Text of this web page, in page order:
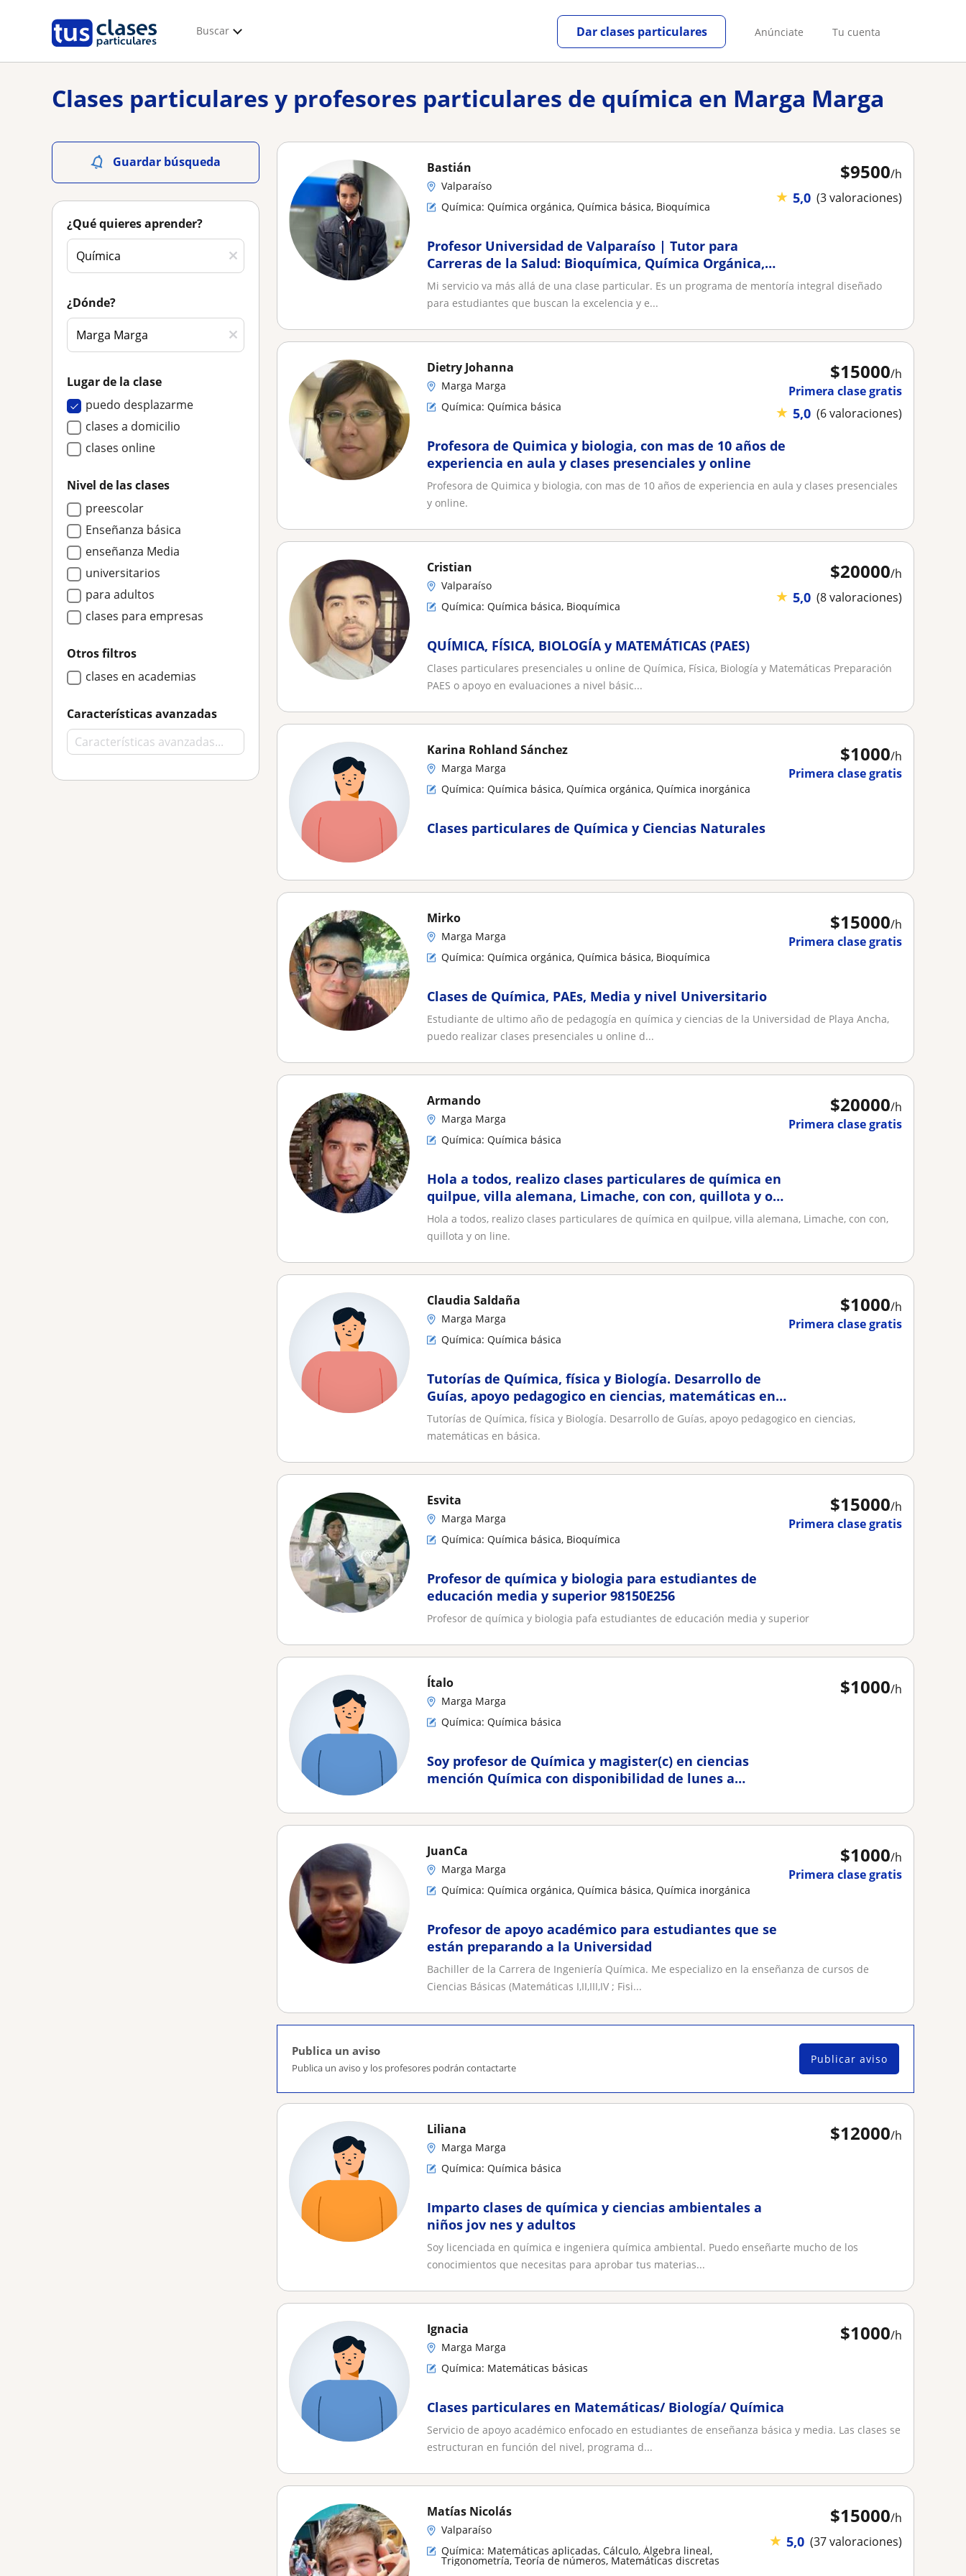
Buscar Anúnciate Tu cuenta
Dar clases particulares
Clases particulares y profesores particulares de química en Marga Marga
Guardar búsqueda
¿Qué quieres aprender?
¿Dónde?
Lugar de la clase
puedo desplazarme
clases a domicilio
clases online
Nivel de las clases
preescolar
Enseñanza básica
enseñanza Media
universitarios
para adultos
clases para empresas
Otros filtros
clases en academias
Características avanzadas
$9500/h
★ 5,0 (3 valoraciones)
Bastián
Valparaíso
Química: Química orgánica, Química básica, Bioquímica
Profesor Universidad de Valparaíso | Tutor para
Carreras de la Salud: Bioquímica, Química Orgánica,
Farmacología, Fisiología, Fisiopatología | Vasta
experiencia en TEA y TDA/H
Mi servicio va más allá de una clase particular. Es un programa de mentoría integral diseñado
para estudiantes que buscan la excelencia y e...
$15000/h
Primera clase gratis
★ 5,0 (6 valoraciones)
Dietry Johanna
Marga Marga
Química: Química básica
Profesora de Quimica y biologia, con mas de 10 años de
experiencia en aula y clases presenciales y online
Profesora de Quimica y biologia, con mas de 10 años de experiencia en aula y clases presenciales
y online.
$20000/h
★ 5,0 (8 valoraciones)
Cristian
Valparaíso
Química: Química básica, Bioquímica
QUÍMICA, FÍSICA, BIOLOGÍA y MATEMÁTICAS (PAES)
Clases particulares presenciales u online de Química, Física, Biología y Matemáticas Preparación
PAES o apoyo en evaluaciones a nivel básic...
$1000/h
Primera clase gratis
Karina Rohland Sánchez
Marga Marga
Química: Química básica, Química orgánica, Química inorgánica
Clases particulares de Química y Ciencias Naturales
$15000/h
Primera clase gratis
Mirko
Marga Marga
Química: Química orgánica, Química básica, Bioquímica
Clases de Química, PAEs, Media y nivel Universitario
Estudiante de ultimo año de pedagogía en química y ciencias de la Universidad de Playa Ancha,
puedo realizar clases presenciales u online d...
$20000/h
Primera clase gratis
Armando
Marga Marga
Química: Química básica
Hola a todos, realizo clases particulares de química en
quilpue, villa alemana, Limache, con con, quillota y on
line
Hola a todos, realizo clases particulares de química en quilpue, villa alemana, Limache, con con,
quillota y on line.
$1000/h
Primera clase gratis
Claudia Saldaña
Marga Marga
Química: Química básica
Tutorías de Química, física y Biología. Desarrollo de
Guías, apoyo pedagogico en ciencias, matemáticas en
básica
Tutorías de Química, física y Biología. Desarrollo de Guías, apoyo pedagogico en ciencias,
matemáticas en básica.
$15000/h
Primera clase gratis
Esvita
Marga Marga
Química: Química básica, Bioquímica
Profesor de química y biologia para estudiantes de
educación media y superior 98150E256
Profesor de química y biologia pafa estudiantes de educación media y superior
$1000/h
Ítalo
Marga Marga
Química: Química básica
Soy profesor de Química y magister(c) en ciencias
mención Química con disponibilidad de lunes a
Cuento con amplia experiencia
$1000/h
Primera clase gratis
JuanCa
Marga Marga
Química: Química orgánica, Química básica, Química inorgánica
Profesor de apoyo académico para estudiantes que se
están preparando a la Universidad
Bachiller de la Carrera de Ingeniería Química. Me especializo en la enseñanza de cursos de
Ciencias Básicas (Matemáticas I,II,III,IV ; Fisi...
Publica un aviso
Publica un aviso y los profesores podrán contactarte
Publicar aviso
$12000/h
Liliana
Marga Marga
Química: Química básica
Imparto clases de química y ciencias ambientales a
niños jov nes y adultos
Soy licenciada en química e ingeniera química ambiental. Puedo enseñarte mucho de los
conocimientos que necesitas para aprobar tus materias...
$1000/h
Ignacia
Marga Marga
Química: Matemáticas básicas
Clases particulares en Matemáticas/ Biología/ Química
Servicio de apoyo académico enfocado en estudiantes de enseñanza básica y media. Las clases se
estructuran en función del nivel, programa d...
$15000/h
★ 5,0 (37 valoraciones)
Matías Nicolás
Valparaíso
Química: Matemáticas aplicadas, Cálculo, Álgebra lineal,
Trigonometría, Teoría de números, Matemáticas discretas